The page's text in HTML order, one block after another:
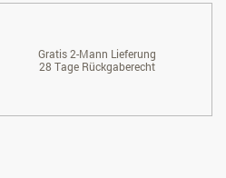
Gratis 2-Mann Lieferung
28 Tage Rückgaberecht